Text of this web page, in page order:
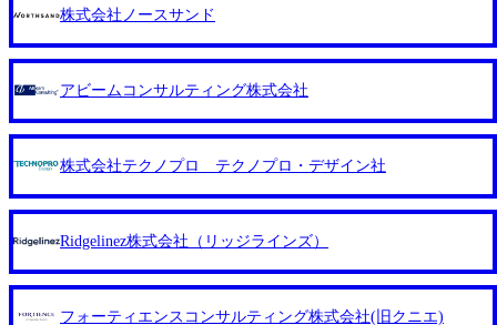
＞ 業務内容 : 戦略提案型の法人営業として、企業の経営課題
解決に向けて、自社サービスの活用プランを提案します。
(新規開拓・クロスセル・アップセル・カスタマーサクセス)
商材 : 自社サービス(成功報酬型/集客支援・採用支援など) 商
談相手 : ヘルスケア業界企業の役員・事業部長など クーリエ
オフィス (恵比寿ガーデンプレイスタワー9階) ● 学歴 : 高等
学校卒以上 ● 経験業種 : 不問 ● 経験職種 : 不問 (※クライア
社希望日 : 3か月以内 ● 個人・法人問わず営業経験3年以上の
方 ● 無形商材における営業経験を有する方 ● チームマネジ
メントまたはトップセールスの経験がある方 ● 顧客満足度
向上のための改善活動に携わった経験 ● 新規事業の立ち上
しますが、他の面接官の目線をもって判断したい場合など、
部 9:00～説明会(30分前後) ↓ 順次1次面接(20分～30分) ↓
最終面接(30分～1時間) ● 午後の部 13:00～説明会(30分前後)
終了時間に関して＞ ※個別の進捗状況により終了時間は異
「19:00頃」の終了を目安としております。 ※当日の通過人
数が多い場合は、間に待ち時間が発生することや、時間が伸
問わず オンライン 書類選考を通過された方
株式会社ノースサンド
アビームコンサルティング株式会社
株式会社テクノプロ テクノプロ・デザイン社
Ridgelinez株式会社（リッジラインズ）
フォーティエンスコンサルティング株式会社(旧クニエ)